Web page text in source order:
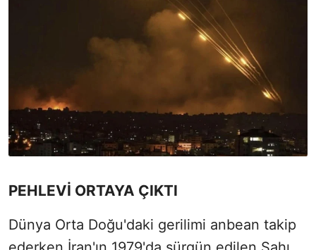
PEHLEVİ ORTAYA ÇIKTI
Dünya Orta Doğu'daki gerilimi anbean takip